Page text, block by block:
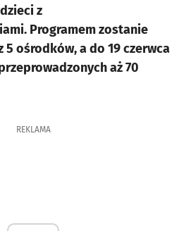
z
Programem zostanie
5 ośrodków, a do 19 czerwca
aż 70
REKLAMA